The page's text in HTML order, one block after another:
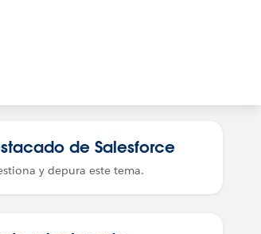
de Salesforce
y depura este tema.